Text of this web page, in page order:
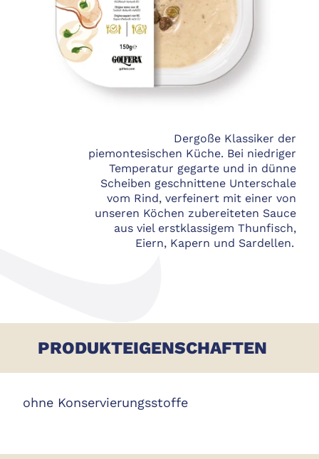
Dergoße Klassiker der
piemontesischen Küche. Bei niedriger
Temperatur gegarte und in dünne
Scheiben geschnittene Unterschale
vom Rind, verfeinert mit einer von
unseren Köchen zubereiteten Sauce
aus viel erstklassigem Thunfisch,
Eiern, Kapern und Sardellen.
PRODUKTEIGENSCHAFTEN
ohne Konservierungsstoffe